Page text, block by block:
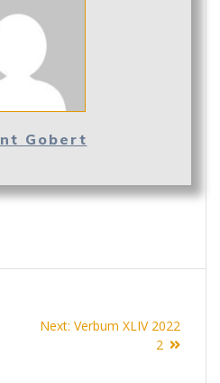
Gobert
Next: Next
Verbum XLIV 2022
2